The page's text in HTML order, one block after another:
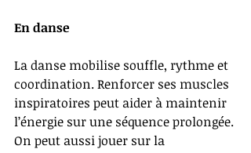
En danse
La danse mobilise souffle, rythme et
coordination. Renforcer ses muscles
inspiratoires peut aider à maintenir
l’énergie sur une séquence prolongée.
On peut aussi jouer sur la